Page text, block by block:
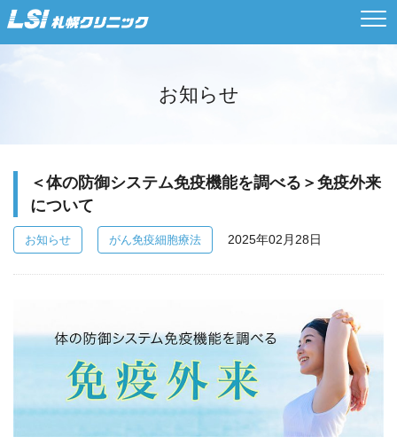
お知らせ
＜体の防御システム免疫機能を調べる＞免疫外来
について
お知らせ がん免疫細胞療法 2025年02月28日